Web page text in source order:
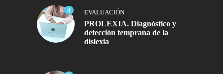
4 EVALUACIÓN
PROLEXIA. Diagnóstico y
detección temprana de la
dislexia